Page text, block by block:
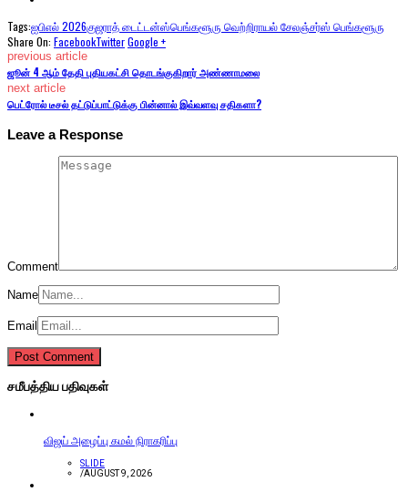
Tags:ஐபிஎல் 2026குஜராத் டைட்டன்ஸ்பெங்களூரு வெற்றிராயல் சேலஞ்சர்ஸ் பெங்களூரு
Share On: FacebookTwitterGoogle +
previous article
ஜூன் 4 ஆம் தேதி புதியகட்சி தொடங்குகிறார் அண்ணாமலை
next article
பெட்ரோல் டீசல் தட்டுப்பாட்டுக்கு பின்னால் இவ்வளவு சதிகளா?
Leave a Response
Comment
Name
Email
சமீபத்திய பதிவுகள்
விஜய் அழைப்பு கமல் நிராகரிப்பு
SLIDE
/AUGUST 9, 2026